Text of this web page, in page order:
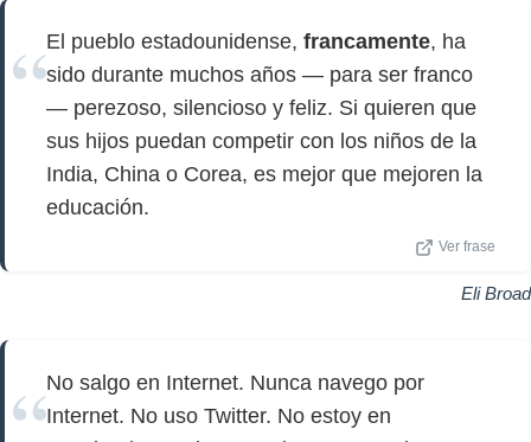
El pueblo estadounidense, francamente, ha
sido durante muchos años — para ser franco
— perezoso, silencioso y feliz. Si quieren que
sus hijos puedan competir con los niños de la
India, China o Corea, es mejor que mejoren la
educación.
Ver frase
Eli Broad
No salgo en Internet. Nunca navego por
Internet. No uso Twitter. No estoy en